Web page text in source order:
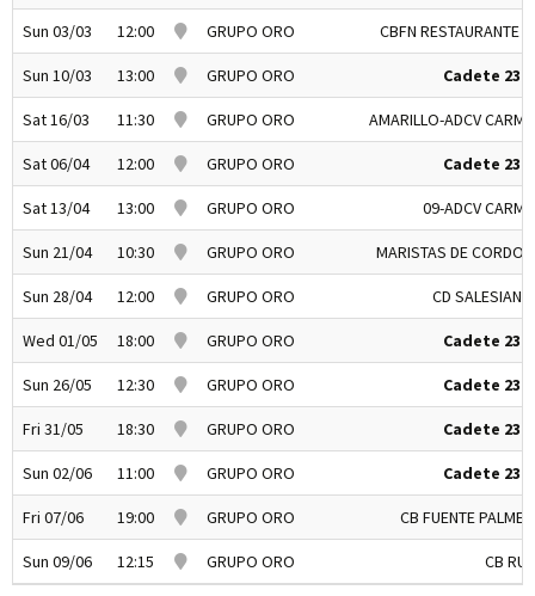
Sun 03/03 12:00 GRUPO ORO CBFN RESTAURANTE
Sun 10/03 13:00 GRUPO ORO Cadete 23-
Sat 16/03 11:30 GRUPO ORO AMARILLO-ADCV
Sat 06/04 12:00 GRUPO ORO Cadete 23-
Sat 13/04 13:00 GRUPO ORO 09-ADCV
Sun 21/04 10:30 GRUPO ORO MARISTAS DE
Sun 28/04 12:00 GRUPO ORO CD
Wed 01/05 18:00 GRUPO ORO Cadete 23-
Sun 26/05 12:30 GRUPO ORO Cadete 23-
Fri 31/05 18:30 GRUPO ORO Cadete 23-
Sun 02/06 11:00 GRUPO ORO Cadete 23-
Fri 07/06 19:00 GRUPO ORO CB FUENTE
Sun 09/06 12:15 GRUPO ORO CB